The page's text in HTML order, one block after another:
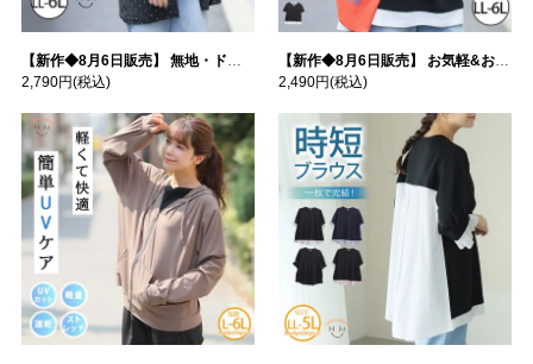
【新作◆8月6日販売】 無地・ドット柄から選べる 忍ばせ 活躍 シアー カーデ | 大きいサイズの通販ならハッピーマリリン
2,790円(税込)
【新作◆8月6日販売】 お気軽&お手軽 選べるデザイン 接触冷感 レイヤード風 コットン トップス | 大きいサイズの通販ならハッピーマリリン
2,490円(税込)